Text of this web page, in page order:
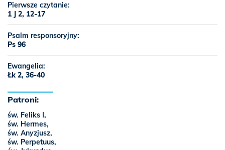
Pierwsze czytanie:
1 J 2, 12-17
Psalm responsoryjny:
Ps 96
Ewangelia:
Łk 2, 36-40
Patroni:
św. Feliks I,
św. Hermes,
św. Anyzjusz,
św. Perpetuus,